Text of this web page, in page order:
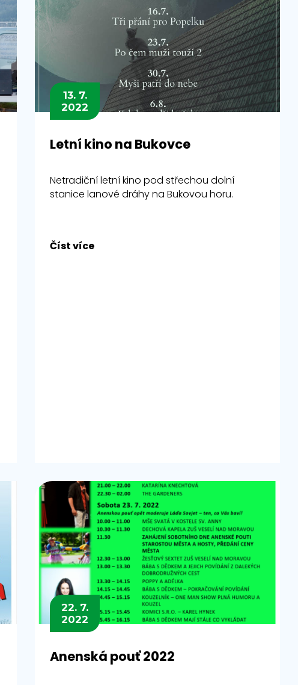
13. 7.
2022
Letní kino na Bukovce
Netradiční letní kino pod střechou dolní
stanice lanové dráhy na Bukovou horu.
Číst více
22. 7.
2022
Anenská pouť 2022